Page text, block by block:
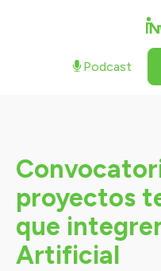
Podcast
proyectos
que
Artificial